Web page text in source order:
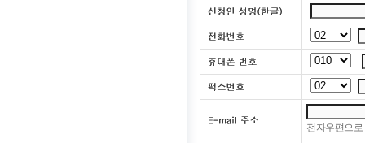
전자우편으